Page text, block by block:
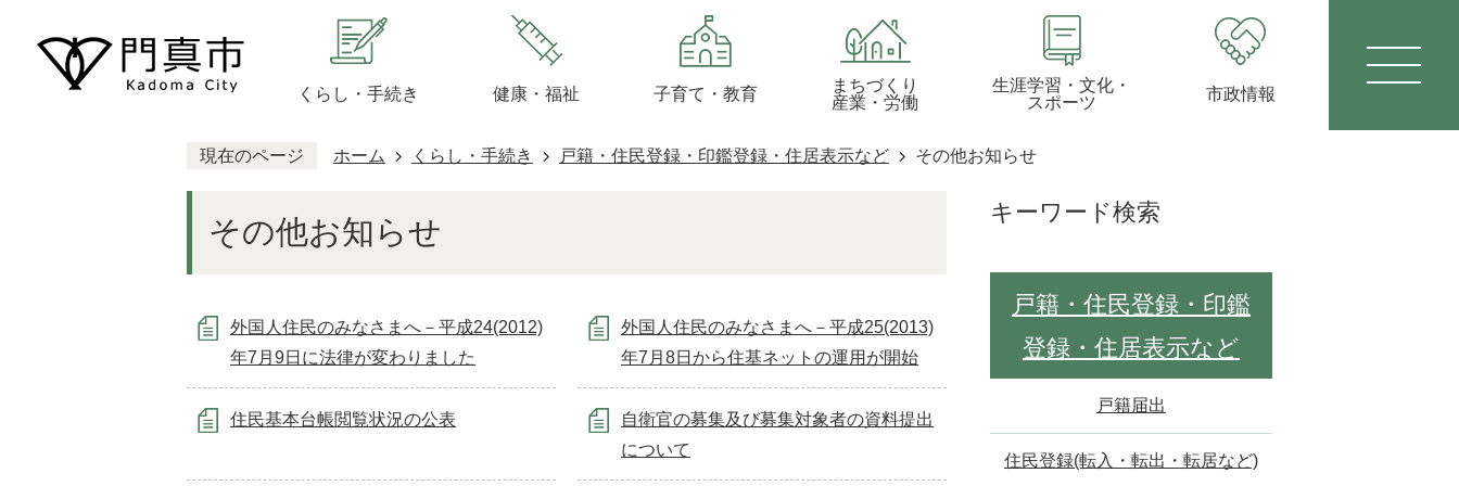
くらし・手続き 健康・福祉 子育て・教育
まちづくり
産業・労働
生涯学習・文化・
スポーツ
市政情報
現在のページ ホーム くらし・手続き 戸籍・住民登録・印鑑登録・住居表示など その他お知らせ
その他お知らせ
外国人住民のみなさまへ－平成24(2012)
年7月9日に法律が変わりました
外国人住民のみなさまへ－平成25(2013)
年7月8日から住基ネットの運用が開始
住民基本台帳閲覧状況の公表
自衛官の募集及び募集対象者の資料提出
について
キーワード検索
戸籍・住民登録・印鑑
登録・住居表示など
戸籍届出
住民登録(転入・転出・転居など)